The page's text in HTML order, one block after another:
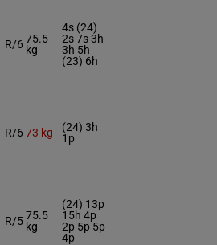
R/6 75.5
kg
4s (24)
2s 7s 3h
3h 5h
(23) 6h
R/6 73 kg
(24) 3h
1p
R/575.5
kg
(24) 13p
15h 4p
2p 5p 5p
4p